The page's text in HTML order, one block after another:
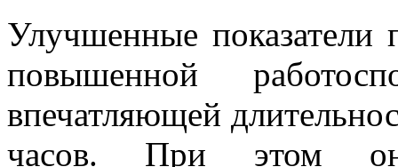
Улучшенные показатели
повышенной
впечатляющей
часов. При этом